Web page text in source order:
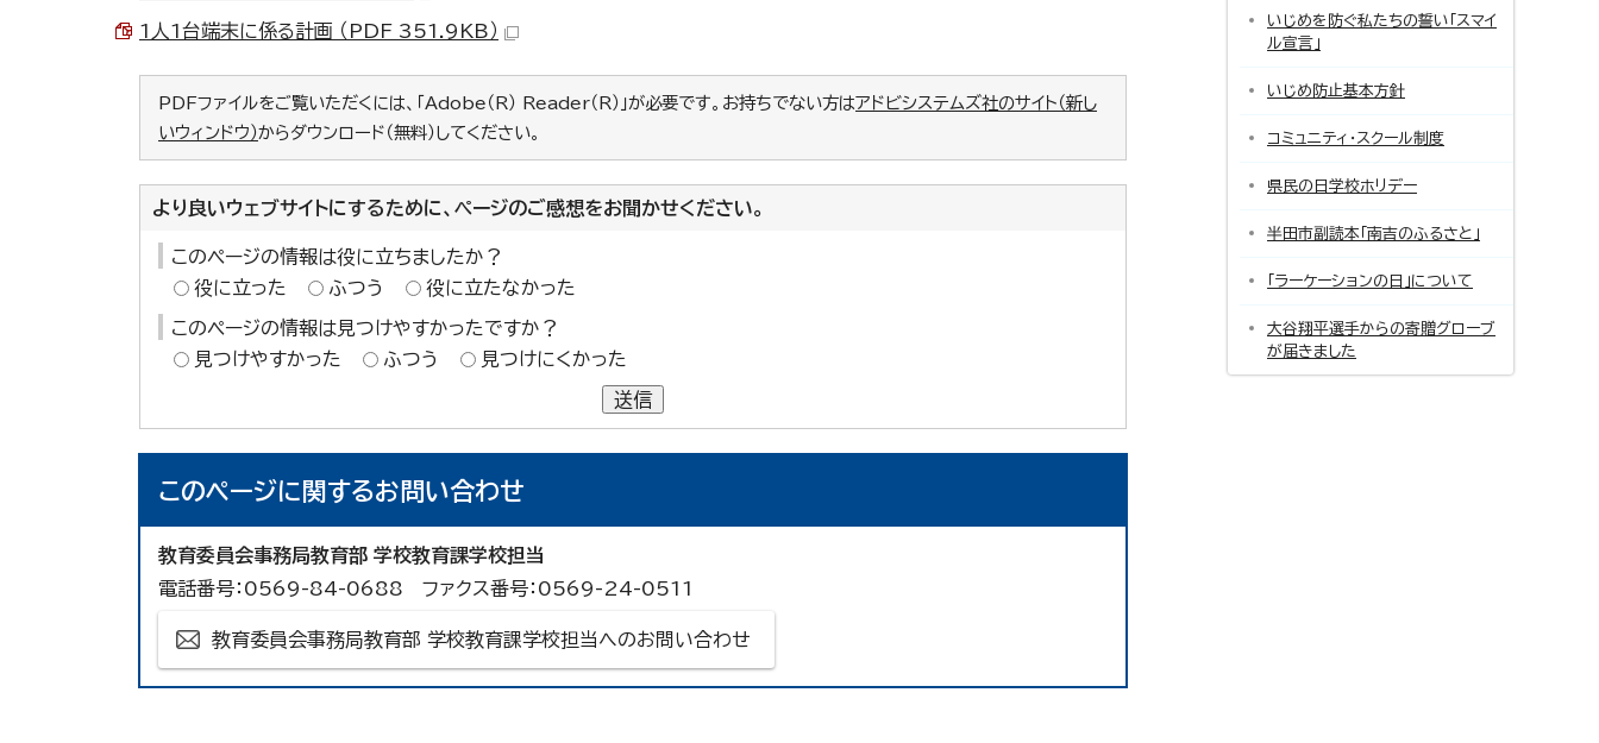
1人1台端末に係る計画 （PDF 351.9KB）
PDFファイルをご覧いただくには、「Adobe（R） Reader（R）」が必要です。お持ちでない方はアドビシステムズ社のサイト（新し
いウィンドウ）からダウンロード（無料）してください。
より良いウェブサイトにするために、ページのご感想をお聞かせください。
このページの情報は役に立ちましたか？
役に立った
ふつう 役に立たなかった
このページの情報は見つけやすかったですか？
見つけやすかった
ふつう 見つけにくかった
送信
このページに関するお問い合わせ
教育委員会事務局教育部 学校教育課学校担当
電話番号：0569-84-0688 ファクス番号：0569-24-0511
教育委員会事務局教育部 学校教育課学校担当へのお問い合わせ
いじめを防ぐ私たちの誓い「スマイ
ル宣言」
いじめ防止基本方針
コミュニティ・スクール制度
県民の日学校ホリデー
半田市副読本「南吉のふるさと」
「ラーケーションの日」について
大谷翔平選手からの寄贈グローブ
が届きました